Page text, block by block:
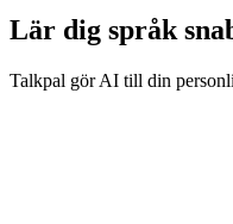
Lär dig språk
Talkpal gör AI till din